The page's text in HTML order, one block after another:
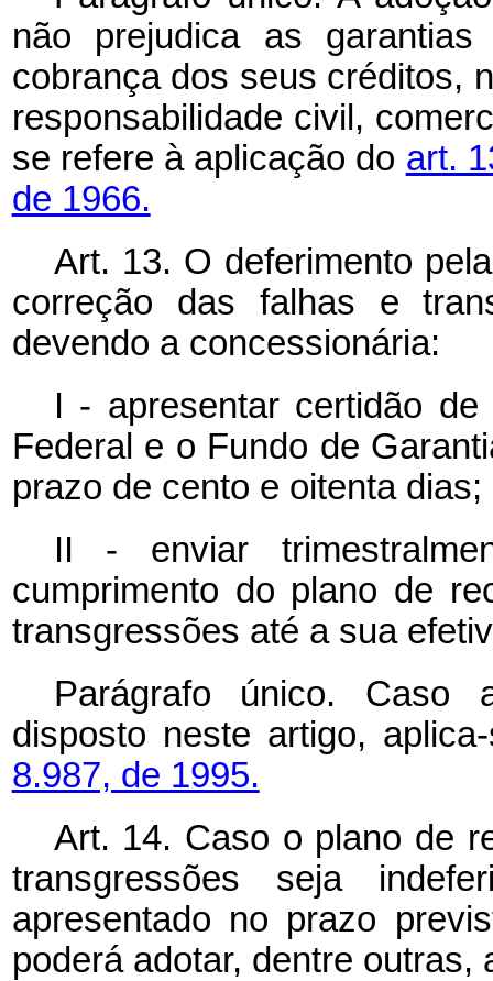
não prejudica as
cobrança dos seus créditos,
responsabilidade civil,
se refere à aplicação do art.
de 1966.
Art. 13. O deferimento
correção das falhas e
devendo a concessionária:
I - apresentar certidão
Federal e o Fundo de
prazo de cento e oitenta dias;
II - enviar
cumprimento do plano de
transgressões até a sua
Parágrafo único. Caso
disposto neste artigo,
8.987, de 1995.
Art. 14. Caso o plano de
transgressões seja
apresentado no prazo
poderá adotar, dentre outras,